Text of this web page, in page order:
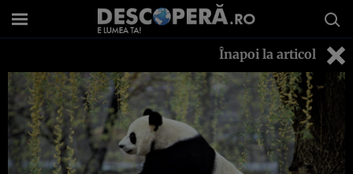
Înapoi la articol